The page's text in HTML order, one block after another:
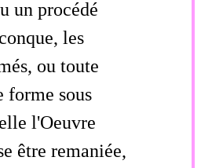
un procédé
les
ou toute
forme sous
l'Oeuvre
être remaniée,